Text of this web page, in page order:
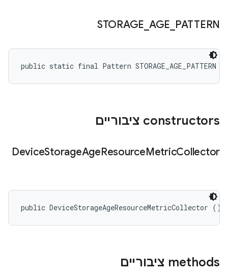
STORAGE AGE PATTERN
public static final Pattern STORAGE_AGE_PATTERN
‫constructors ציבוריים
DeviceStorageAgeResourceMetricCollector
public DeviceStorageAgeResourceMetricCollector ()
‫methods ציבוריים